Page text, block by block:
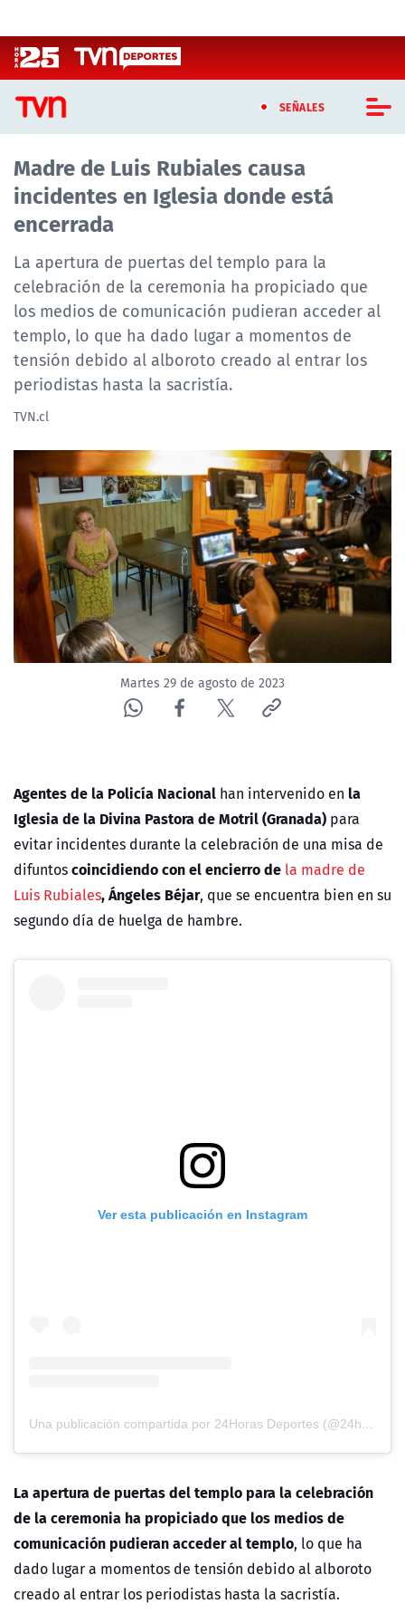
SEÑALES
CASTING MASTERCHEF CHILE
CASTING TVN VERTICAL
TVN VERTICAL
TVN PLAY
PROGRAMAS
TELESERIES
NTV
ACTUALIDAD Y TENDENCIAS
CORPORATIVO Y TRANSPARENCIA
CANAL DE DENUNCIAS
ÁREA DE PROYECTOS
Madre de Luis Rubiales causa
incidentes en Iglesia donde está
encerrada
La apertura de puertas del templo para la
celebración de la ceremonia ha propiciado que
los medios de comunicación pudieran acceder al
templo, lo que ha dado lugar a momentos de
tensión debido al alboroto creado al entrar los
periodistas hasta la sacristía.
TVN.cl
Martes 29 de agosto de 2023
Agentes de la Policía Nacional han intervenido en la
Iglesia de la Divina Pastora de Motril (Granada) para
evitar incidentes durante la celebración de una misa de
difuntoscoincidiendo con el encierro de la madre de
Luis Rubiales, Ángeles Béjar, que se encuentra bien en su
segundo día de huelga de hambre.
Ver esta publicación en Instagram
Una publicación compartida por 24Horas Deportes (@24horasdeportes)
La apertura de puertas del templo para la celebración
de la ceremonia ha propiciado que los medios de
comunicación pudieran acceder al templo, lo que ha
dado lugar a momentos de tensión debido al alboroto
creado al entrar los periodistas hasta la sacristía.